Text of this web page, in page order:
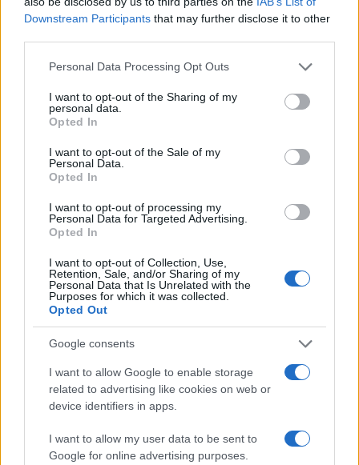
Downstream Participants that may further disclose it to other
Please note that this website/app uses one or more Google
not limited to your visit or usage behaviour. You may click to
grant or deny consent to Google and its third-party tags to
use your data for below specified purposes in below Google
consent section.
Personal Data Processing Opt Outs
I want to opt-out of the Sharing of my
personal data.
Opted In
I want to opt-out of the Sale of my
Personal Data.
Opted In
I want to opt-out of processing my
Personal Data for Targeted Advertising.
Opted In
I want to opt-out of Collection, Use,
Retention, Sale, and/or Sharing of my
Personal Data that Is Unrelated with the
Purposes for which it was collected.
Opted Out
Google consents
I want to allow Google to enable storage
related to advertising like cookies on web or
device identifiers in apps.
I want to allow my user data to be sent to
Google for online advertising purposes.
dobálják a határkerítést és a túloldalán
állomásozó izraeli csapatokat, akik
tömegoszlató eszközökkel, mint például
könnygázzal reagálnak.
fotó: EPA/MOHAMMED SABER
Helyi idő szerint délután 4-re a tömeg
megkezdte a visszavonulást a
határterületről, jóval hamarabb a vártnál, de a
tüntetés még nem ért véget.